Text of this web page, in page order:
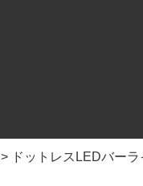
> ドットレスLEDバー